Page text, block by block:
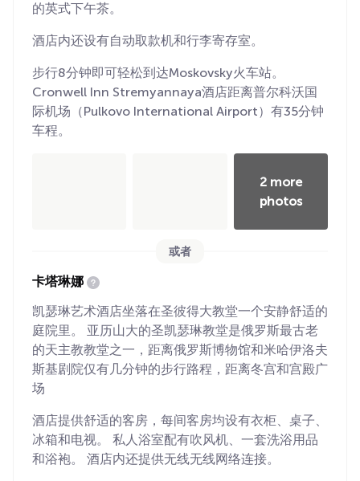
的英式下午茶。
酒店内还设有自动取款机和行李寄存室。
步行8分钟即可轻松到达Moskovsky火车站。
Cronwell Inn Stremyannaya酒店距离普尔科沃国
际机场（Pulkovo International Airport）有35分钟
车程。
2 more
photos
或者
卡塔琳娜
凯瑟琳艺术酒店坐落在圣彼得大教堂一个安静舒适的
庭院里。 亚历山大的圣凯瑟琳教堂是俄罗斯最古老
的天主教教堂之一，距离俄罗斯博物馆和米哈伊洛夫
斯基剧院仅有几分钟的步行路程，距离冬宫和宫殿广
场
酒店提供舒适的客房，每间客房均设有衣柜、桌子、
冰箱和电视。 私人浴室配有吹风机、一套洗浴用品
和浴袍。 酒店内还提供无线无线网络连接。